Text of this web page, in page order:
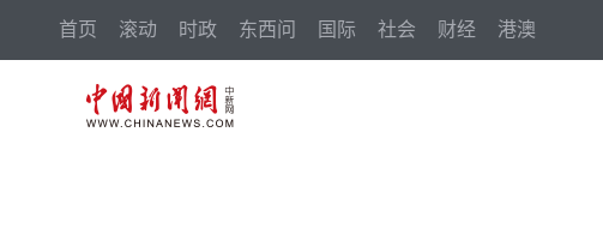
首页 滚动 时政 东西问 国际 社会 财经 港澳